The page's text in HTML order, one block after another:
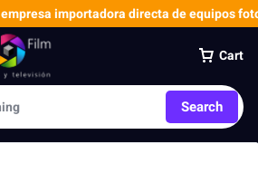
importadora directa de equipos
Cart
Search